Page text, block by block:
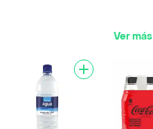
Ver más